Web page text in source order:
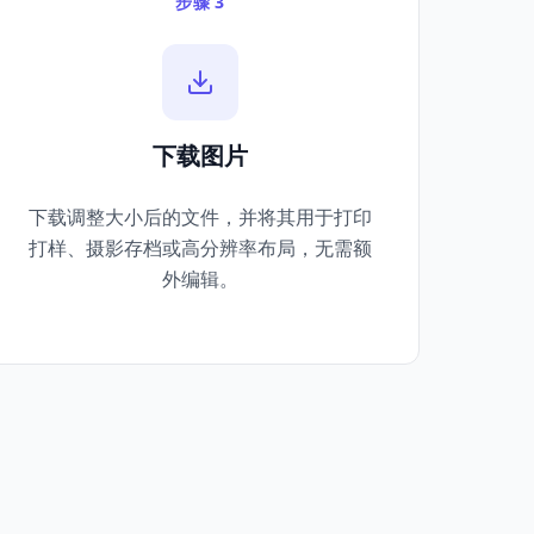
下载图片
下载调整大小后的文件，并将其用于打印
打样、摄影存档或高分辨率布局，无需额
外编辑。